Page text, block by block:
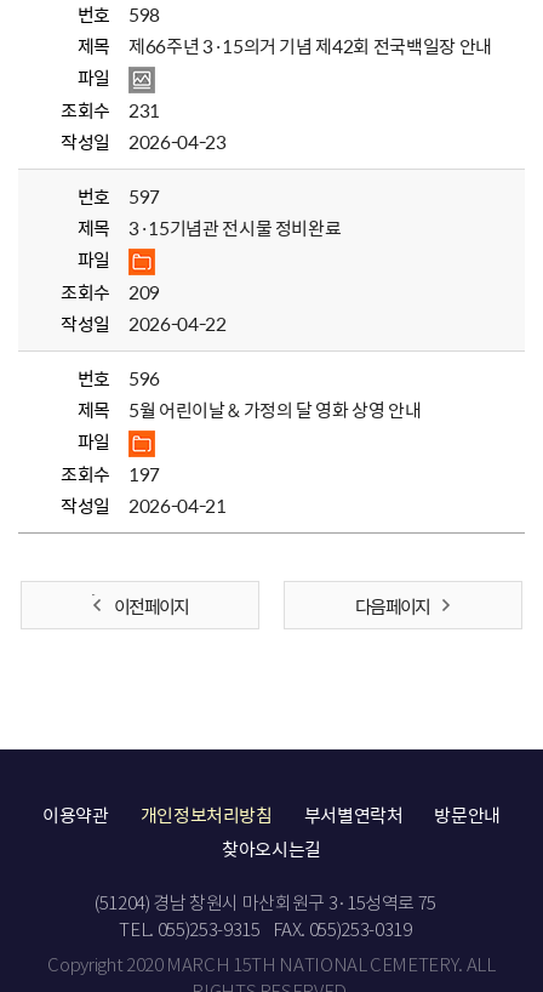
번호
598
제목
제66주년 3·15의거 기념 제42회 전국백일장 안내
파일
조회수
231
작성일
2026-04-23
번호
597
제목
3·15기념관 전시물 정비완료
파일
조회수
209
작성일
2026-04-22
번호
596
제목
5월 어린이날 & 가정의 달 영화 상영 안내
파일
조회수
197
작성일
2026-04-21
이전 페이지 다음 페이지
이용약관 개인정보처리방침 부서별연락처
방문안내
찾아오시는길
(51204) 경남 창원시 마산회원구 3·15성역로 75
TEL. 055)253-9315
FAX. 055)253-0319
Copyright 2020 MARCH 15TH NATIONAL CEMETERY. ALL